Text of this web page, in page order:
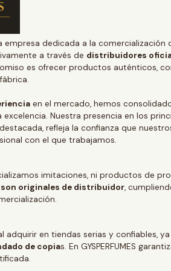
empresa dedicada a la comercialización
a través de distribuidores
es ofrecer productos auténticos,
en el mercado, hemos
Nuestra presencia en los
refleja la confianza que
con el que trabajamos.
imitaciones, ni productos de
originales de distribuidor,
adquirir en tiendas serias y confiables,
de copias. En GYSPERFUMES